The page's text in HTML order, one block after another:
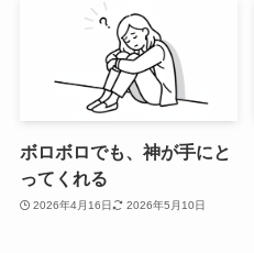
ボロボロでも、神が手にと
ってくれる
2026年4月16日 2026年5月10日